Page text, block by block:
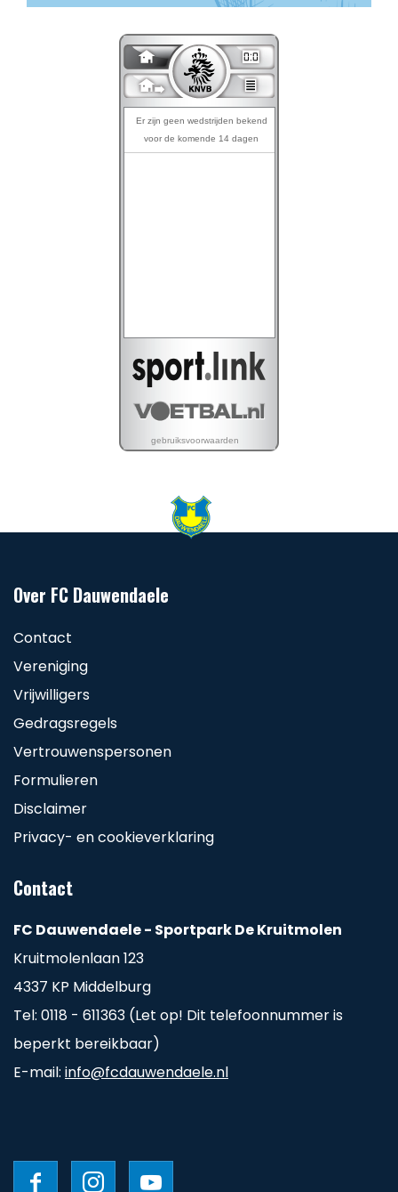
Over FC Dauwendaele
Contact
Vereniging
Vrijwilligers
Gedragsregels
Vertrouwenspersonen
Formulieren
Disclaimer
Privacy- en cookieverklaring
Contact
FC Dauwendaele - Sportpark De Kruitmolen
Kruitmolenlaan 123
4337 KP Middelburg
Tel: 0118 - 611363 (Let op! Dit telefoonnummer is
beperkt bereikbaar)
E-mail: info@fcdauwendaele.nl